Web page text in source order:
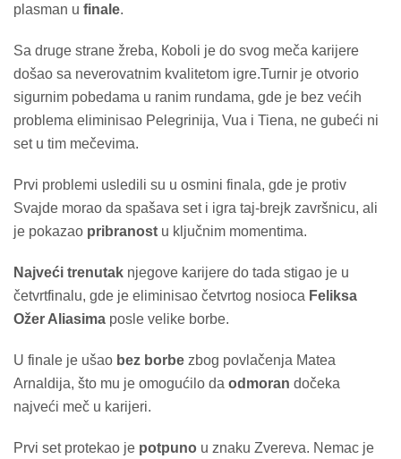
plasman u finale.
Sa druge strane žreba, Кoboli je do svog meča karijere
došao sa neverovatnim kvalitetom igre.Turnir je otvorio
sigurnim pobedama u ranim rundama, gde je bez većih
problema eliminisao Pelegrinija, Vua i Tiena, ne gubeći ni
set u tim mečevima.
Prvi problemi usledili su u osmini finala, gde je protiv
Svajde morao da spašava set i igra taj-brejk završnicu, ali
je pokazao pribranost u ključnim momentima.
Najveći trenutak njegove karijere do tada stigao je u
četvrtfinalu, gde je eliminisao četvrtog nosioca Feliksa
Ožer Aliasima posle velike borbe.
U finale je ušao bez borbe zbog povlačenja Matea
Arnaldija, što mu je omogućilo da odmoran dočeka
najveći meč u karijeri.
Prvi set protekao je potpuno u znaku Zvereva. Nemac je